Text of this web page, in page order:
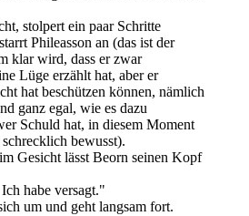
stolpert ein paar Schritte
Phileasson an (das ist der
klar wird, dass er zwar
Lüge erzählt hat, aber er
hat beschützen können, nämlich
ganz egal, wie es dazu
Schuld hat, in diesem Moment
bewusst).
Gesicht lässt Beorn seinen Kopf
habe versagt."
um und geht langsam fort.